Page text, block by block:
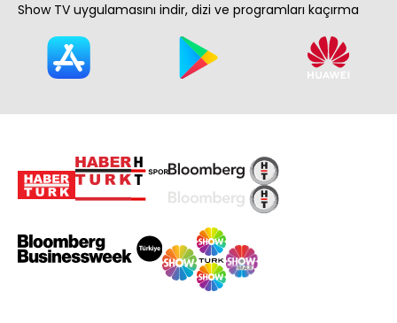
Show TV uygulamasını indir, dizi ve programları kaçırma